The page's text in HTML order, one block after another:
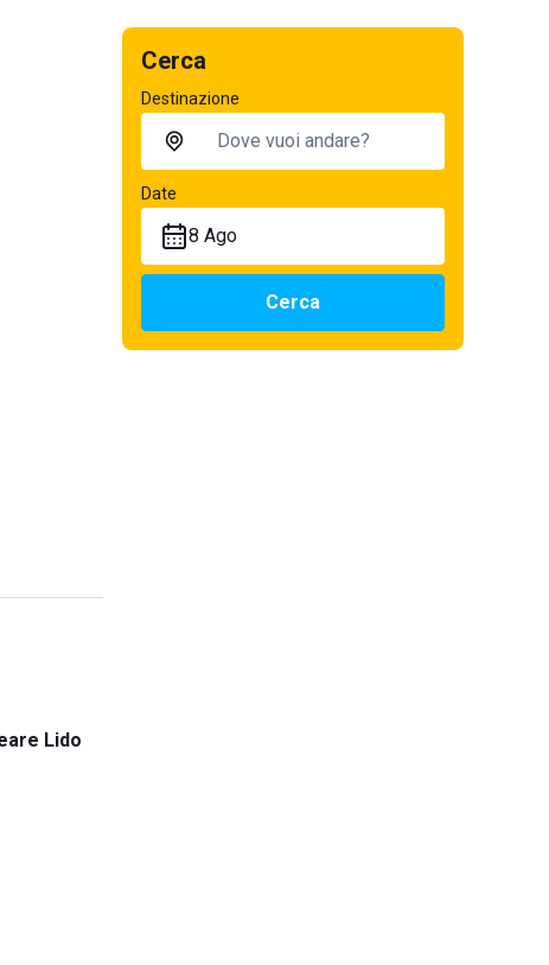
Lido
Cerca
Destinazione
Date
8 Ago
Cerca